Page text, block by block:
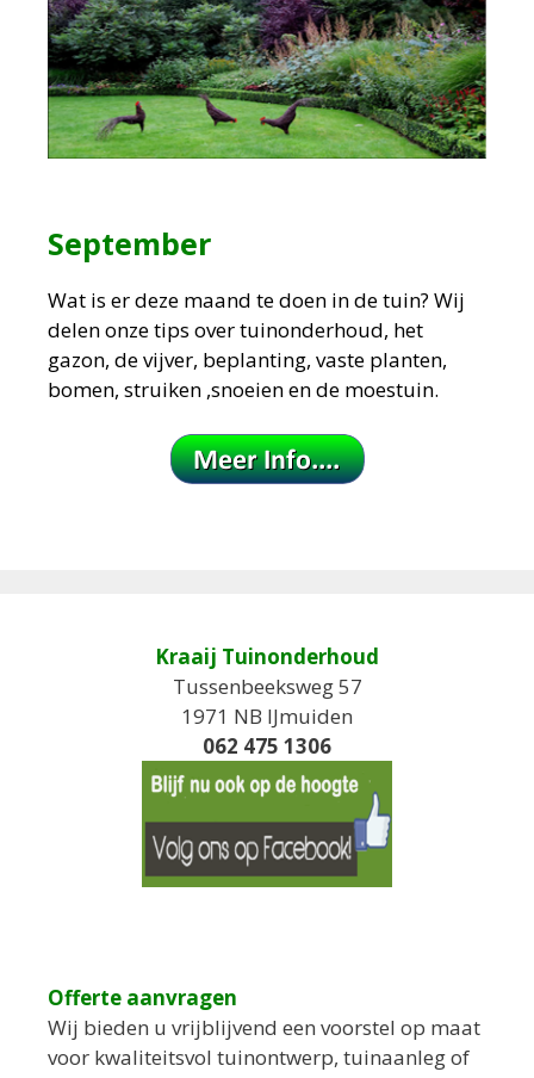
September
Wat is er deze maand te doen in de tuin? Wij
delen onze tips over tuinonderhoud, het
gazon, de vijver, beplanting, vaste planten,
bomen, struiken ,snoeien en de moestuin.
Kraaij Tuinonderhoud
Tussenbeeksweg 57
1971 NB IJmuiden
062 475 1306
Offerte aanvragen
Wij bieden u vrijblijvend een voorstel op maat
voor kwaliteitsvol tuinontwerp, tuinaanleg of